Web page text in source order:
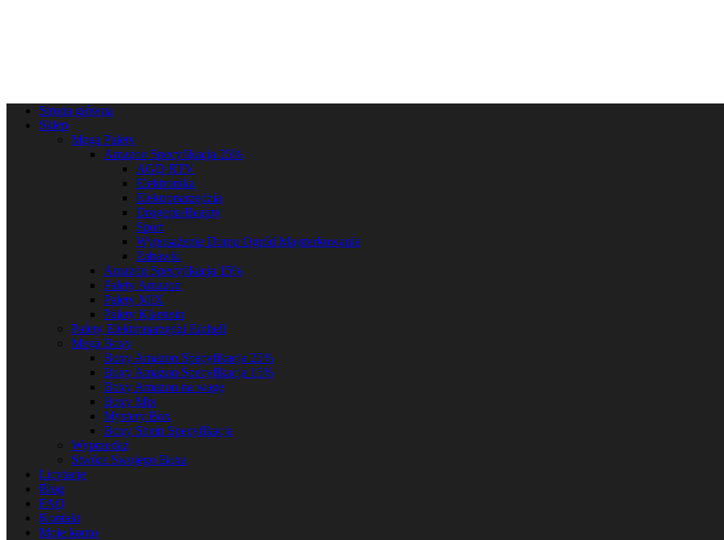
Strona główna
Sklep
Mega Palety
Amazon Specyfikacja 25%
AGD RTV
Elektronika
Elektronarzędzia
Drogeria/Beauty
Sport
Wyposażenie Domu Ogród Majsterkowanie
Zabawki
Amazon Specyfikacja 15%
Palety Amazon
Palety MIX
Palety Klarstein
Palety Elektronarzędzi Einhell
Mega Boxy
Boxy Amazon Specyfikacja 25%
Boxy Amazon Specyfikacja 15%
Boxy Amazon na wagę
Boxy Mix
Mystery Box
Boxy Shein Specyfikacja
Wyprzedaż
Stwórz Swojego Boxa
Licytacje
Blog
FAQ
Kontakt
Moje konto